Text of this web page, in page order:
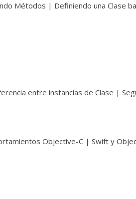
Métodos | Definiendo una Clase
entre instancias de Clase |
Objective-C | Swift y